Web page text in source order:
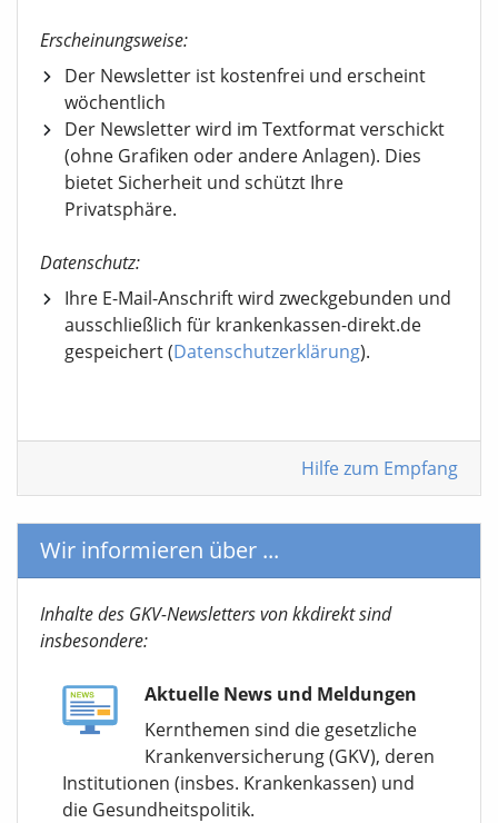
Erscheinungsweise:
Der Newsletter ist kostenfrei und erscheint
wöchentlich
Der Newsletter wird im Textformat verschickt
(ohne Grafiken oder andere Anlagen). Dies
bietet Sicherheit und schützt Ihre
Privatsphäre.
Datenschutz:
Ihre E-Mail-Anschrift wird zweckgebunden und
ausschließlich für krankenkassen-direkt.de
gespeichert (Datenschutzerklärung).
Hilfe zum Empfang
Wir informieren über ...
Inhalte des GKV-Newsletters von kkdirekt sind
insbesondere:
Aktuelle News und Meldungen
Kernthemen sind die gesetzliche
Krankenversicherung (GKV), deren
Institutionen (insbes. Krankenkassen) und
die Gesundheitspolitik.